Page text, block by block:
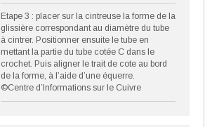
Etape 3 : placer sur la cintreuse la forme de la
glissière correspondant au diamètre du tube
à cintrer. Positionner ensuite le tube en
mettant la partie du tube cotée C dans le
crochet. Puis aligner le trait de cote au bord
de la forme, à l’aide d’une équerre.
©Centre d’Informations sur le Cuivre